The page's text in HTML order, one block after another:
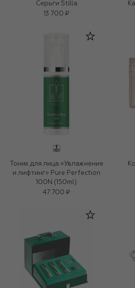
Серьги Stilla
13 700 ₽
Тоник для лица «Увлажнение
и лифтинг» Pure Perfection
100N (150ml)
47 700 ₽